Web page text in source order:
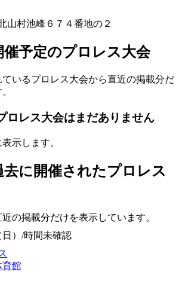
山村池峰６７４番地の２
催予定のプロレス大会
いるプロレス大会から直近の掲載分だ
ロレス大会はまだありません
示します。
去に開催されたプロレス
の掲載分だけを表示しています。
） /時間未確認
育館